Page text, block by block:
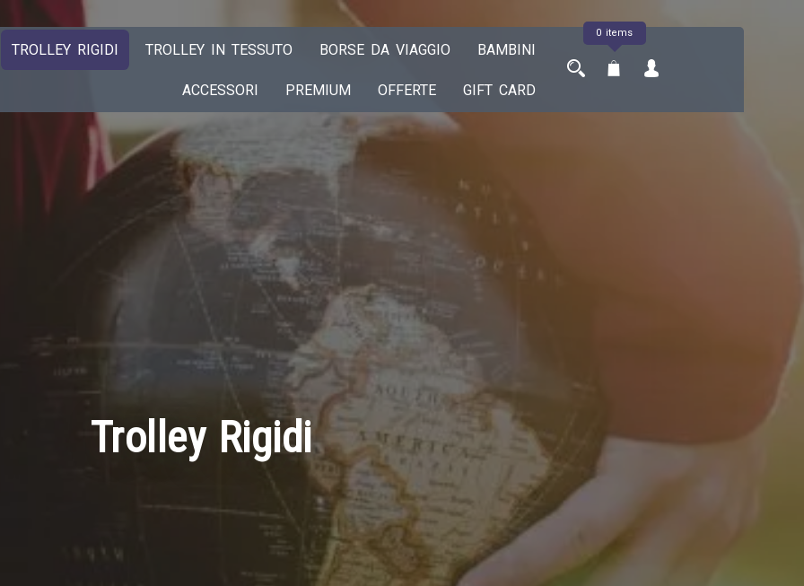
TROLLEY RIGIDI TROLLEY IN TESSUTO BORSE DA VIAGGIO BAMBINI
ACCESSORI PREMIUM OFFERTE GIFT CARD
0 items
Trolley Rigidi